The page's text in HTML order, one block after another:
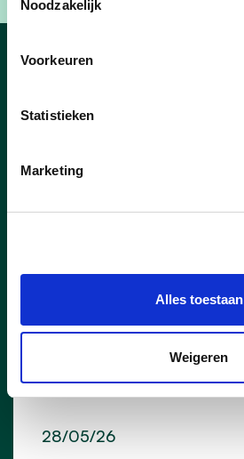
Noodzakelijk
Voorkeuren
Statistieken
Marketing
Alles toestaan
Weigeren
Ham_nieuws
28/05/26